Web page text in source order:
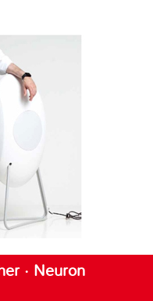
· Neuron